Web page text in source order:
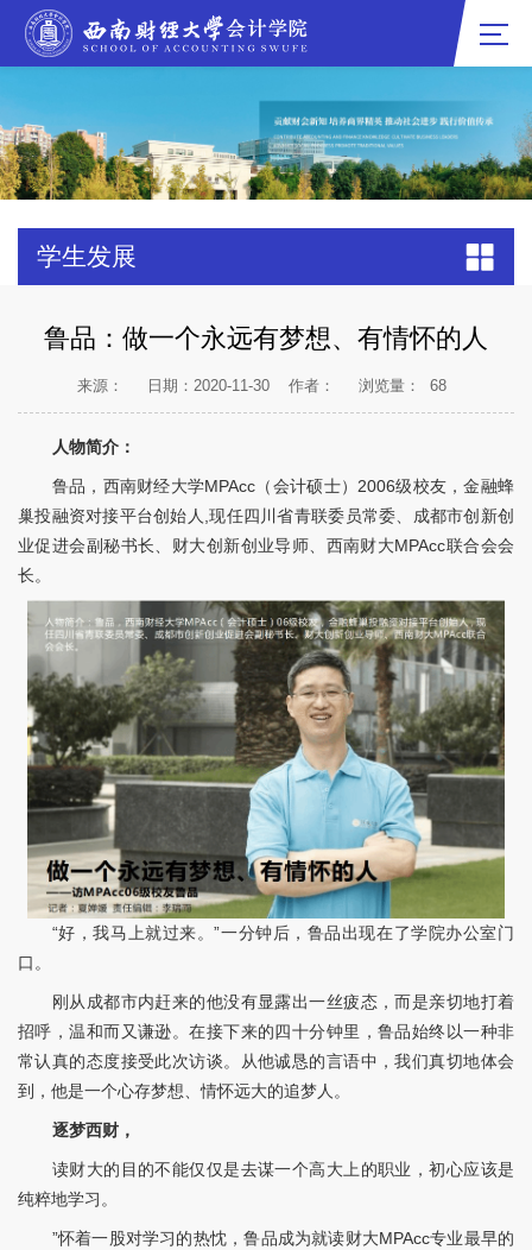
学生发展
鲁品：做一个永远有梦想、有情怀的人
来源： 日期：2020-11-30 作者： 浏览量： 68
人物简介：
鲁品，西南财经大学MPAcc（会计硕士）2006级校友，金融蜂
巢投融资对接平台创始人,现任四川省青联委员常委、成都市创新创
业促进会副秘书长、财大创新创业导师、西南财大MPAcc联合会会
长。
“好，我马上就过来。”一分钟后，鲁品出现在了学院办公室门
口。
刚从成都市内赶来的他没有显露出一丝疲态，而是亲切地打着
招呼，温和而又谦逊。在接下来的四十分钟里，鲁品始终以一种非
常认真的态度接受此次访谈。从他诚恳的言语中，我们真切地体会
到，他是一个心存梦想、情怀远大的追梦人。
逐梦西财，
读财大的目的不能仅仅是去谋一个高大上的职业，初心应该是
纯粹地学习。
”怀着一股对学习的热忱，鲁品成为就读财大MPAcc专业最早的